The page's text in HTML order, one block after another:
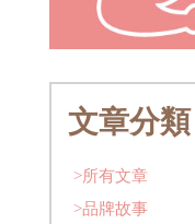
文章分類
>所有文章
>品牌故事